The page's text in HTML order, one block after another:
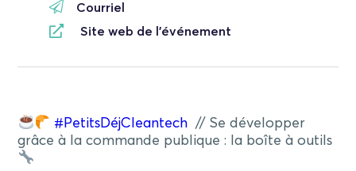
Courriel
Site web de l'événement
#PetitsDéjCleantech // Se développer
grâce à la commande publique : la boîte à outils